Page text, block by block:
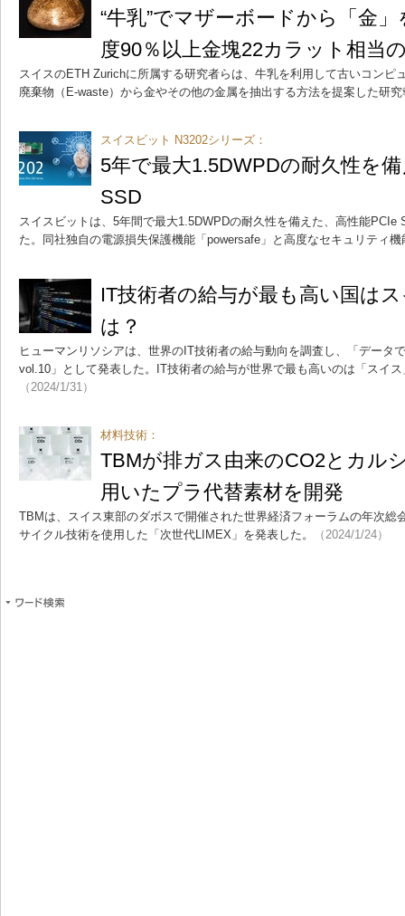
“牛乳”でマザーボードから「金
度90％以上金塊22カラット相当
スイスのETH Zurichに所属する研究者らは、牛乳を利用して古いコンピ
廃棄物（E-waste）から金やその他の金属を抽出する方法を提案した研
スイスビット N3202シリーズ：
5年で最大1.5DWPDの耐久性を
SSD
スイスビットは、5年間で最大1.5DWPDの耐久性を備えた、高性能PCIe
た。同社独自の電源損失保護機能「powersafe」と高度なセキュリティ
IT技術者の給与が最も高い国は
は？
ヒューマンリソシアは、世界のIT技術者の給与動向を調査し、「データ
vol.10」として発表した。IT技術者の給与が世界で最も高いのは「スイ
（2024/1/31）
材料技術：
TBMが排ガス由来のCO2とカル
用いたプラ代替素材を開発
TBMは、スイス東部のダボスで開催された世界経済フォーラムの年次総
サイクル技術を使用した「次世代LIMEX」を発表した。
（2024/1/24）